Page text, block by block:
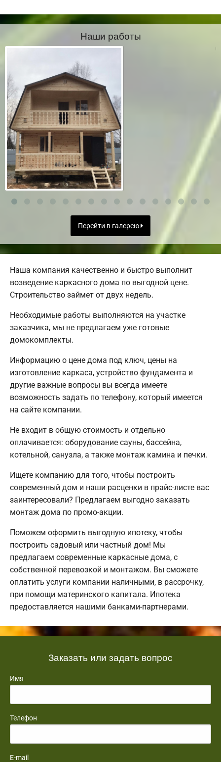
Наши работы
Перейти в галерею
Наша компания качественно и быстро выполнит
возведение каркасного дома по выгодной цене.
Строительство займет от двух недель.
Необходимые работы выполняются на участке
заказчика, мы не предлагаем уже готовые
домокомплекты.
Информацию о цене дома под ключ, цены на
изготовление каркаса, устройство фундамента и
другие важные вопросы вы всегда имеете
возможность задать по телефону, который имеется
на сайте компании.
Не входит в общую стоимость и отдельно
оплачивается: оборудование сауны, бассейна,
котельной, санузла, а также монтаж камина и печки.
Ищете компанию для того, чтобы построить
современный дом и наши расценки в прайс-листе вас
заинтересовали? Предлагаем выгодно заказать
монтаж дома по промо-акции.
Поможем оформить выгодную ипотеку, чтобы
построить садовый или частный дом! Мы
предлагаем современные каркасные дома, с
собственной перевозкой и монтажом. Вы сможете
оплатить услуги компании наличными, в рассрочку,
при помощи материнского капитала. Ипотека
предоставляется нашими банками-партнерами.
Заказать или задать вопрос
Имя
Телефон
E-mail